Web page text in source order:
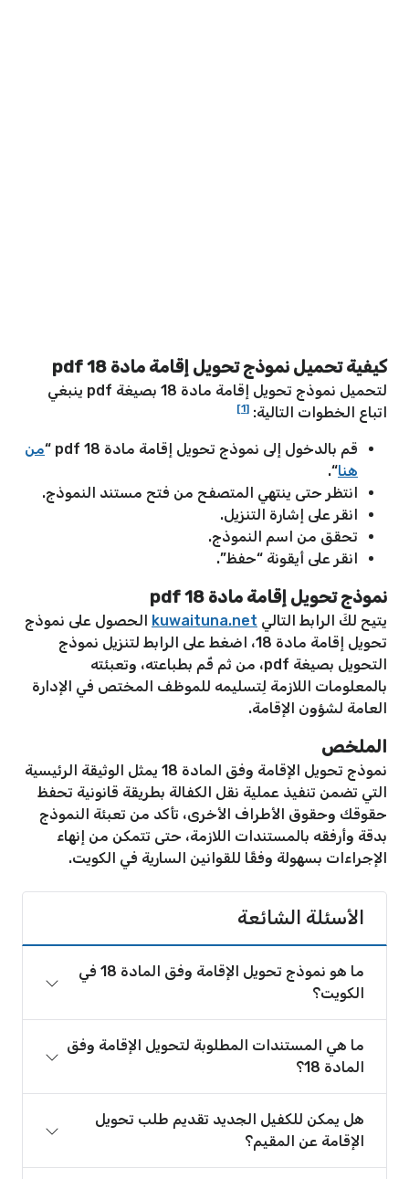
كيفية تحميل نموذج تحويل إقامة مادة 18 pdf
لتحميل نموذج تحويل إقامة مادة 18 بصيغة pdf ينبغي
اتباع الخطوات التالية: [1]
قم بالدخول إلى نموذج تحويل إقامة مادة 18 pdf “
من
هنا“.
انتظر حتى ينتهي المتصفح من فتح مستند النموذج.
انقر على إشارة التنزيل.
تحقق من اسم النموذج.
انقر على أيقونة “حفظ”.
نموذج تحويل إقامة مادة 18 pdf
يتيح لكَ الرابط التالي kuwaituna.net
الحصول على نموذج
تحويل إقامة مادة 18، اضغط على الرابط لتنزيل نموذج
التحويل بصيغة pdf، من ثم قُم بطباعته، وتعبئته
بالمعلومات اللازمة لِتسليمه للموظف المختص في الإدارة
العامة لشؤون الإقامة.
الملخص
نموذج تحويل الإقامة وفق المادة 18 يمثل الوثيقة الرئيسية
التي تضمن تنفيذ عملية نقل الكفالة بطريقة قانونية تحفظ
حقوقك وحقوق الأطراف الأخرى، تأكد من تعبئة النموذج
بدقة وأرفقه بالمستندات اللازمة، حتى تتمكن من إنهاء
الإجراءات بسهولة وفقًا للقوانين السارية في الكويت.
الأسئلة الشائعة
ما هو نموذج تحويل الإقامة وفق المادة 18 في
الكويت؟
ما هي المستندات المطلوبة لتحويل الإقامة وفق
المادة 18؟
هل يمكن للكفيل الجديد تقديم طلب تحويل
الإقامة عن المقيم؟